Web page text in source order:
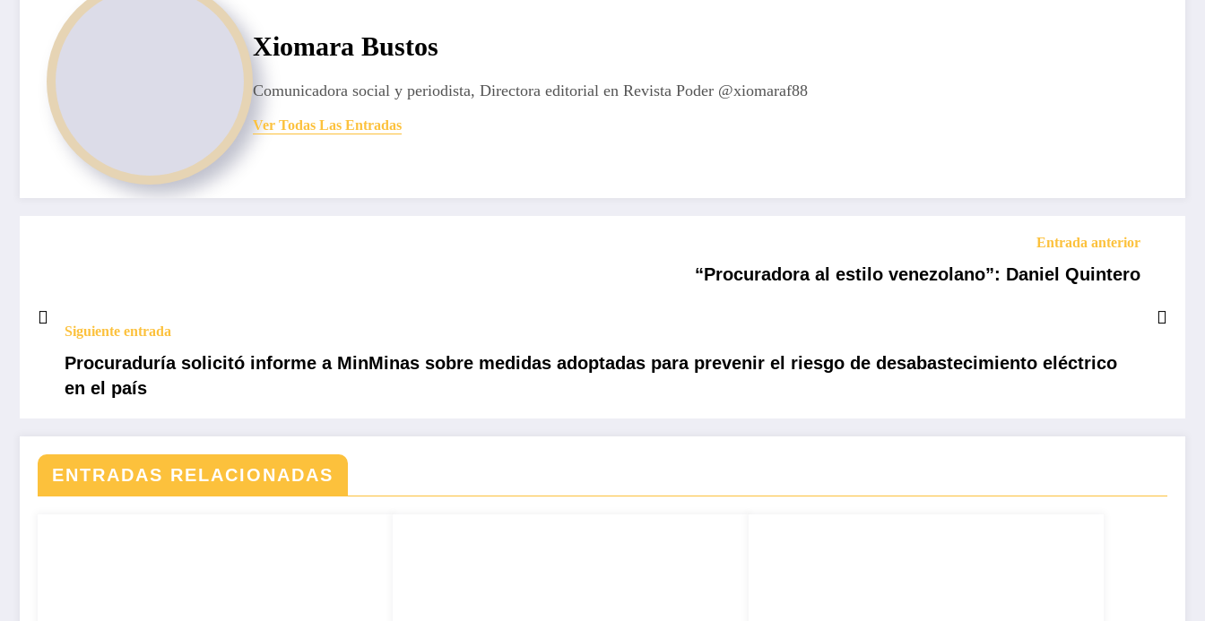
Xiomara Bustos
Comunicadora social y periodista, Directora editorial en Revista Poder @xiomaraf88
Ver Todas Las Entradas
Entrada anterior
“Procuradora al estilo venezolano”: Daniel Quintero
Siguiente entrada
Procuraduría solicitó informe a MinMinas sobre medidas adoptadas para prevenir el riesgo de desabastecimiento eléctrico
en el país
ENTRADAS RELACIONADAS